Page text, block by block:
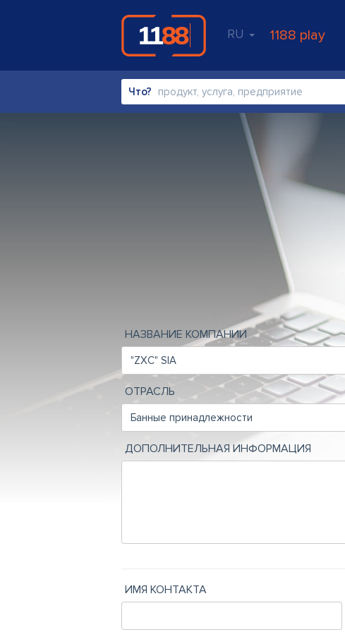
RU 1188 play
Что?
НАЗВАНИЕ КОМПАНИИ
ОТРАСЛЬ
ДОПОЛНИТЕЛЬНАЯ ИНФОРМАЦИЯ
ИМЯ КОНТАКТА